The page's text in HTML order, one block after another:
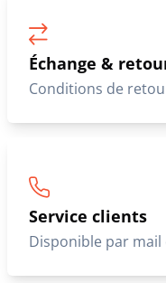
Échange &
Conditions de
Service clients
Disponible par